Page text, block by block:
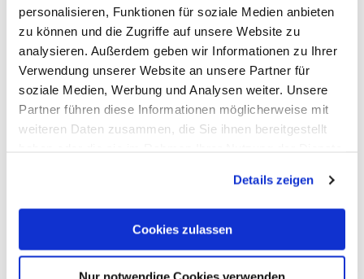
personalisieren, Funktionen für soziale Medien anbieten
zu können und die Zugriffe auf unsere Website zu
analysieren. Außerdem geben wir Informationen zu Ihrer
Verwendung unserer Website an unsere Partner für
soziale Medien, Werbung und Analysen weiter. Unsere
Partner führen diese Informationen möglicherweise mit
weiteren Daten zusammen, die Sie ihnen bereitgestellt
Cookies, wenn Sie unsere Webseite weiterhin nutzen.
Details zeigen
Cookies zulassen
Bitte bestätigen Sie, dass Sie die folgenden Informationen zur Kenntnis
genommen haben. (Zum Betrachten der PDF-Dokumente benötigen Sie den
Acrobat Reader, den Sie hier kostenlos herunterladen*
Ja, ich habe das Formblattzur Unterrichtung des Reisenden bei
zur Kenntnis
Datenschutz*